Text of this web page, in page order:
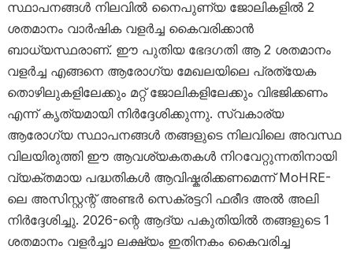
സ്ഥാപനങ്ങൾ നിലവിൽ നൈപുണ്യ ജോലികളിൽ 2
ശതമാനം വാർഷിക വളർച്ച കൈവരിക്കാൻ
ബാധ്യസ്ഥരാണ്. ഈ പുതിയ ഭേദഗതി ആ 2 ശതമാനം
വളർച്ച എങ്ങനെ ആരോഗ്യ മേഖലയിലെ പ്രത്യേക
തൊഴിലുകളിലേക്കും മറ്റ് ജോലികളിലേക്കും വിഭജിക്കണം
എന്ന് കൃത്യമായി നിർദ്ദേശിക്കുന്നു. സ്വകാര്യ
ആരോഗ്യ സ്ഥാപനങ്ങൾ തങ്ങളുടെ നിലവിലെ അവസ്ഥ
വിലയിരുത്തി ഈ ആവശ്യകതകൾ നിറവേറ്റുന്നതിനായി
വ്യക്തമായ പദ്ധതികൾ ആവിഷ്കരിക്കണമെന്ന് MoHRE-
ലെ അസിസ്റ്റന്റ് അണ്ടർ സെക്രട്ടറി ഫരീദ അൽ അലി
നിർദ്ദേശിച്ചു. 2026-ന്റെ ആദ്യ പകുതിയിൽ തങ്ങളുടെ 1
ശതമാനം വളർച്ചാ ലക്ഷ്യം ഇതിനകം കൈവരിച്ച